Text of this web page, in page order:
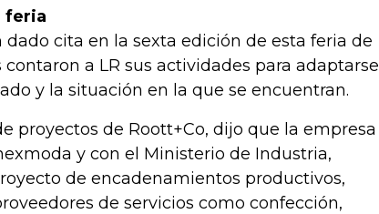
feria
dado cita en la sexta edición de esta feria de
a LR sus actividades para adaptarse
y la situación en la que se encuentran.
proyectos de Roott+Co, dijo que la empresa
y con el Ministerio de Industria,
de encadenamientos productivos,
de servicios como confección,